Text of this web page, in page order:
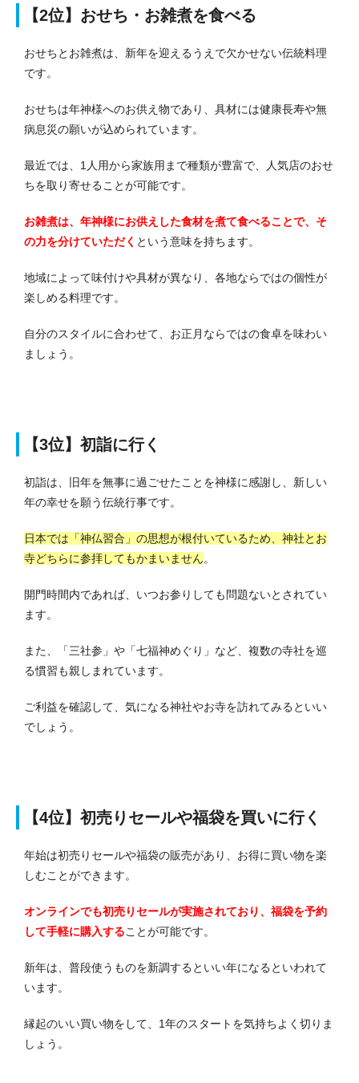
【2位】 おせち・お雑煮を食べる
おせちとお雑煮は、新年を迎えるうえで欠かせない伝統料理
です。
おせちは年神様へのお供え物であり、具材には健康長寿や無
病息災の願いが込められています。
最近では、1人用から家族用まで種類が豊富で、人気店のおせ
ちを取り寄せることが可能です。
お雑煮は、年神様にお供えした食材を煮て食べることで、そ
の力を分けていただく という意味を持ちます。
地域によって味付けや具材が異なり、各地ならではの個性が
楽しめる料理です。
自分のスタイルに合わせて、お正月ならではの食卓を味わい
ましょう。
【3位】 初詣に行く
初詣は、旧年を無事に過ごせたことを神様に感謝し、新しい
年の幸せを願う伝統行事です。
日本では「神仏習合」の思想が根付いているため、神社とお
寺どちらに参拝してもかまいません。
開門時間内であれば、いつお参りしても問題ないとされてい
ます。
また、「三社参」や「七福神めぐり」など、複数の寺社を巡
る慣習も親しまれています。
ご利益を確認して、気になる神社やお寺を訪れてみるといい
でしょう。
【4位】 初売りセールや福袋を買いに行く
年始は初売りセールや福袋の販売があり、お得に買い物を楽
しむことができます。
オンラインでも初売りセールが実施されており、福袋を予約
して手軽に購入することが可能です。
新年は、普段使うものを新調するといい年になるといわれて
います。
縁起のいい買い物をして、1年のスタートを気持ちよく切りま
しょう。